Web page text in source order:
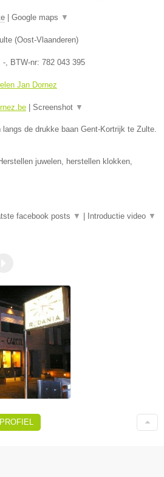
Google maps ▼
(Oost-Vlaanderen)
-, BTW-nr: 782 043 395
Jan Dornez
Screenshot ▼
de drukke baan Gent-Kortrijk te Zulte.
juwelen, herstellen klokken,
facebook posts ▼ Introductie video ▼